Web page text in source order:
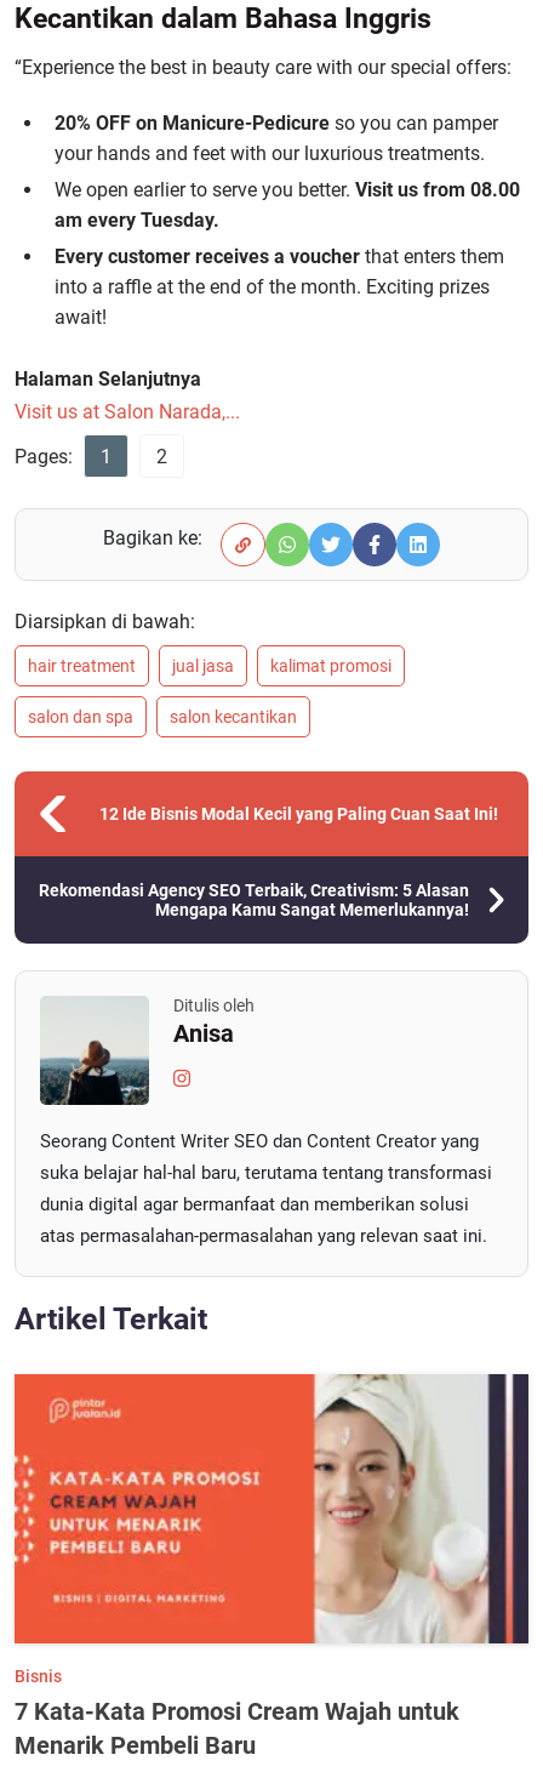
Kecantikan dalam Bahasa Inggris
“Experience the best in beauty care with our special offers:
20% OFF on Manicure-Pedicure so you can pamper
your hands and feet with our luxurious treatments.
We open earlier to serve you better. Visit us from 08.00
am every Tuesday.
Every customer receives a voucher that enters them
into a raffle at the end of the month. Exciting prizes
await!
Halaman Selanjutnya
Visit us at Salon Narada,...
Pages:
1 2
Bagikan ke:
Diarsipkan di bawah:
hair treatment jual jasa kalimat promosi
salon dan spa salon kecantikan
12 Ide Bisnis Modal Kecil yang Paling Cuan Saat Ini!
Rekomendasi Agency SEO Terbaik, Creativism: 5 Alasan
Mengapa Kamu Sangat Memerlukannya!
Ditulis oleh
Anisa
Seorang Content Writer SEO dan Content Creator yang
suka belajar hal-hal baru, terutama tentang transformasi
dunia digital agar bermanfaat dan memberikan solusi
atas permasalahan-permasalahan yang relevan saat ini.
Artikel Terkait
Bisnis
7 Kata-Kata Promosi Cream Wajah untuk
Menarik Pembeli Baru